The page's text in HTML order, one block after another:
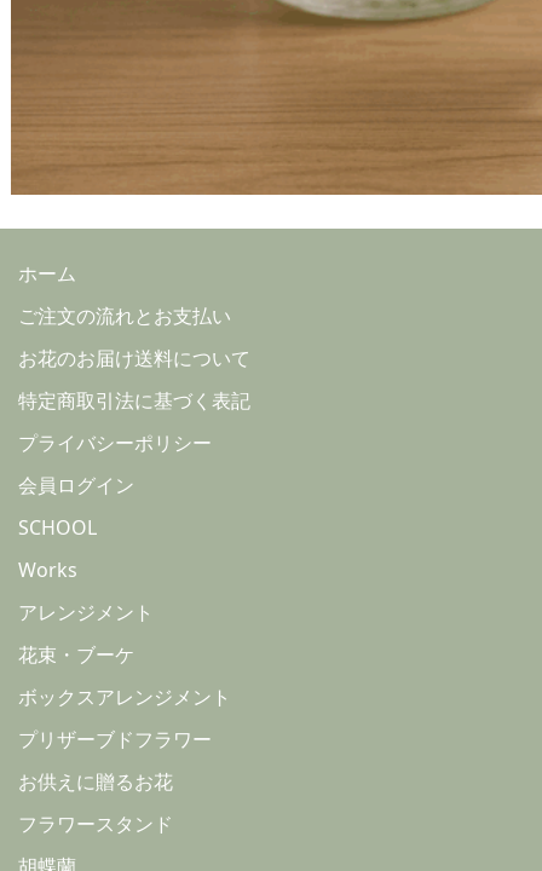
ホーム
ご注文の流れとお支払い
お花のお届け送料について
特定商取引法に基づく表記
プライバシーポリシー
会員ログイン
SCHOOL
Works
アレンジメント
花束・ブーケ
ボックスアレンジメント
プリザーブドフラワー
お供えに贈るお花
フラワースタンド